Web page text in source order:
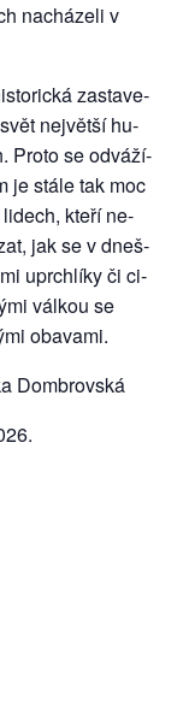
na­chá­ze­li v
za­sta­ve­
nej­vět­ší hu­
Pro­to se od­vá­ží­
je stá­le tak moc
li­dech, kte­ří ne­
jak se v dneš­
uprch­lí­ky či ci­
vál­kou se
oba­va­mi.
Dom­brov­ská